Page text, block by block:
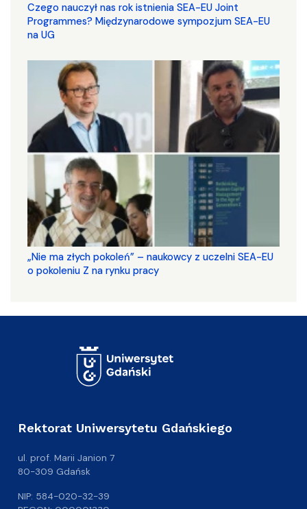
Czego nauczył nas rok istnienia SEA-EU Joint
Programmes? Międzynarodowe sympozjum SEA-EU
na UG
„Nie ma złych pokoleń” – naukowcy z uczelni SEA-EU
o pokoleniu Z na rynku pracy
Rektorat Uniwersytetu Gdańskiego
ul. prof. Marii Janion 7
80-309 Gdańsk
NIP: 584-020-32-39